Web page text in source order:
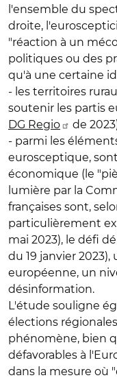
l'ensemble du
droite,
"réaction à un
politiques ou des
qu'à une certaine
- les territoires
soutenir les partis
DG Regio
de
- parmi les
eurosceptique,
économique (le
lumière par la
françaises sont,
particulièrement
mai 2023), le défi
du 19 janvier
européenne, un
désinformation.
L'étude souligne
élections
phénomène, bien
défavorables à
dans la mesure où